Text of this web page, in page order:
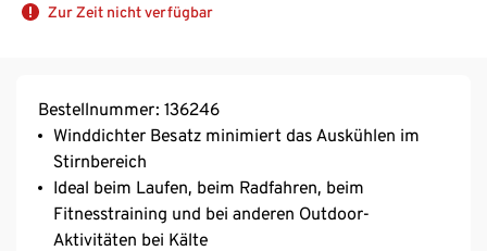
Zur Zeit nicht verfügbar
Bestellnummer: 136246
Winddichter Besatz minimiert das Auskühlen im
Stirnbereich
Ideal beim Laufen, beim Radfahren, beim
Fitnesstraining und bei anderen Outdoor-
Aktivitäten bei Kälte